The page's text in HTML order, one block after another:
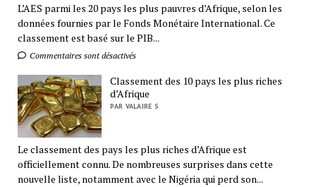
L’AES parmi les 20 pays les plus pauvres d’Afrique, selon les
données fournies par le Fonds Monétaire International. Ce
classement est basé sur le PIB...
Commentaires sont désactivés
Classement des 10 pays les plus riches
d’Afrique
PAR VALAIRE S
Le classement des pays les plus riches d’Afrique est
officiellement connu. De nombreuses surprises dans cette
nouvelle liste, notamment avec le Nigéria qui perd son...